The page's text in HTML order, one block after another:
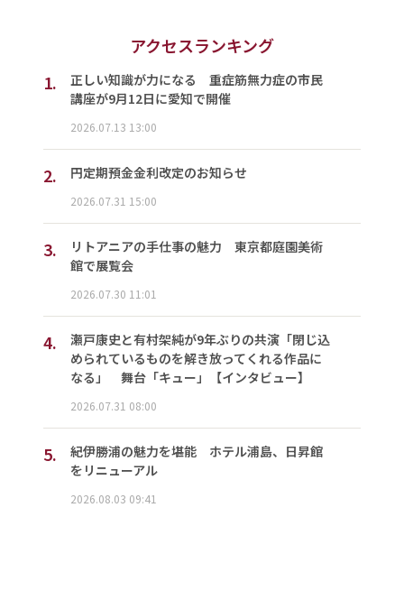
アクセスランキング
1.
正しい知識が力になる 重症筋無力症の市民
講座が9月12日に愛知で開催
2026.07.13 13:00
2. 円定期預金金利改定のお知らせ
2026.07.31 15:00
3.
リトアニアの手仕事の魅力 東京都庭園美術
館で展覧会
2026.07.30 11:01
4.
瀬戸康史と有村架純が9年ぶりの共演「閉じ込
められているものを解き放ってくれる作品に
なる」 舞台「キュー」【インタビュー】
2026.07.31 08:00
5.
紀伊勝浦の魅力を堪能 ホテル浦島、日昇館
をリニューアル
2026.08.03 09:41